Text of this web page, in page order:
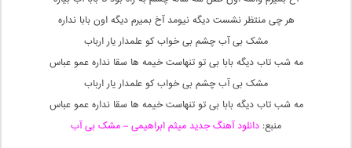
هر چی منتظر نشست دیگه نیومد آخ بمیرم دیگه اون بابا نداره
مشک بی آب چشم بی خواب کو علمدار یار ارباب
مه شب تاب دیگه بابا بی تو تنهاست خیمه ها سقا نداره عمو عباس
مشک بی آب چشم بی خواب کو علمدار یار ارباب
مه شب تاب دیگه بابا بی تو تنهاست خیمه ها سقا نداره عمو عباس
منبع: دانلود آهنگ جدید میثم ابراهیمی – مشک بی آب